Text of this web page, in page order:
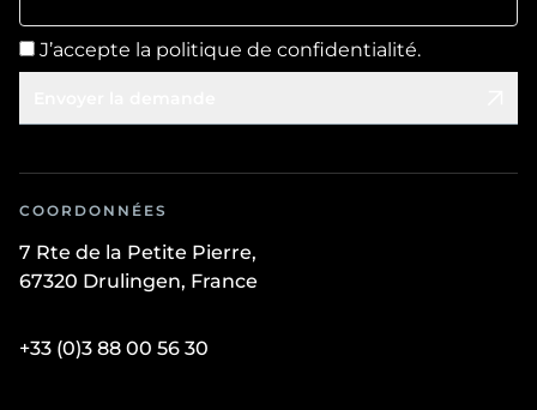
J’accepte la politique de confidentialité.
COORDONNÉES
7 Rte de la Petite Pierre,
67320 Drulingen, France
+33 (0)3 88 00 56 30